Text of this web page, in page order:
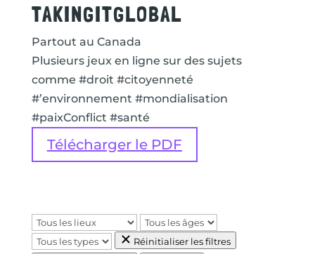
TAKINGITGLOBAL
Partout au Canada
Plusieurs jeux en ligne sur des sujets
comme #droit #citoyenneté
#’environnement #mondialisation
#paixConflict #santé
Télécharger le PDF
Réinitialiser les filtres